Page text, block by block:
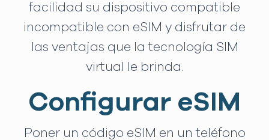
facilidad su dispositivo compatible
incompatible con eSIM y disfrutar de
las ventajas que la tecnología SIM
virtual le brinda.
Configurar eSIM
Poner un código eSIM en un teléfono